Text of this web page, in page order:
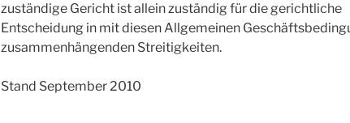
zuständige Gericht ist allein zuständig für die gerichtliche
Entscheidung in mit diesen Allgemeinen
zusammenhängenden Streitigkeiten.
Stand September 2010